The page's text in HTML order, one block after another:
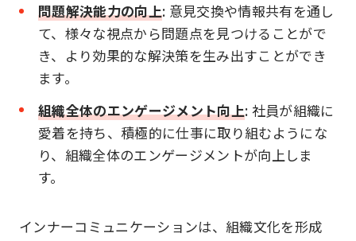
問題解決能力の向上: 意見交換や情報共有を通し
て、様々な視点から問題点を見つけることがで
き、より効果的な解決策を生み出すことができ
ます。
組織全体のエンゲージメント向上: 社員が組織に
愛着を持ち、積極的に仕事に取り組むようにな
り、組織全体のエンゲージメントが向上しま
す。
インナーコミュニケーションは、組織文化を形成